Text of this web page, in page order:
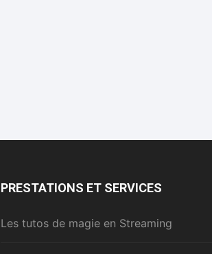
PRESTATIONS ET SERVICES
Les tutos de magie en Streaming